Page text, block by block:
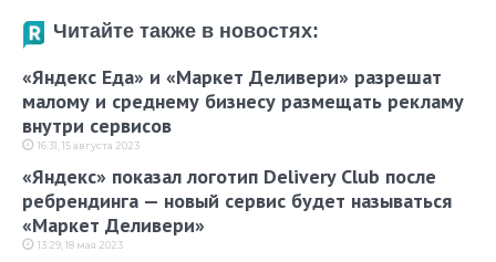
Читайте также в новостях:
«Яндекс Еда» и «Маркет Деливери» разрешат
малому и среднему бизнесу размещать рекламу
внутри сервисов
16:31, 15 августа 2023
«Яндекс» показал логотип Delivery Club после
ребрендинга — новый сервис будет называться
«Маркет Деливери»
13:29, 18 мая 2023